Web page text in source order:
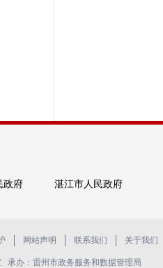
政府 湛江市人民政府
网站声明 联系我们 关于我们
承办：雷州市政务服务和数据管理局